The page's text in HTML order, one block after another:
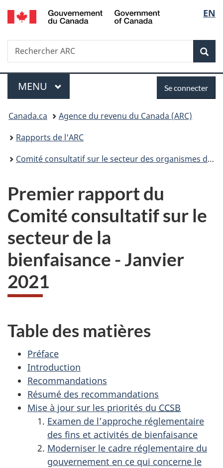
Passer
au
Passer
à
du
Passer
à
simplifiée
de
la
EN
Recherche
Rechercher
ARC
Menu
MENU PRINCIPAL
connecter
Se connecter
Vous
êtes
ici :
Canada.ca
Agence du revenu du Canada (ARC)
Rapports de l'ARC
Comité consultatif sur le secteur des organismes de bienfaisance
Premier rapport du
Comité consultatif sur le
secteur de la
bienfaisance - Janvier
2021
Table des matières
Préface
Introduction
Recommandations
Résumé des recommandations
Mise à jour sur les priorités du CCSB
Examen de l’approche réglementaire
des fins et activités de bienfaisance
Moderniser le cadre réglementaire du
gouvernement en ce qui concerne le